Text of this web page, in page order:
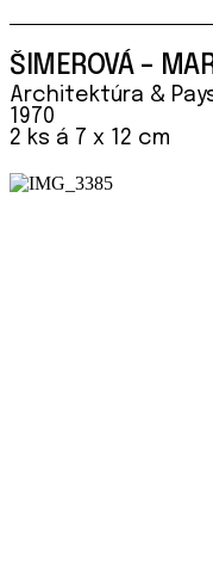
ŠIMEROVÁ –
Architektúra &
1970
2 ks á 7 x 12 cm